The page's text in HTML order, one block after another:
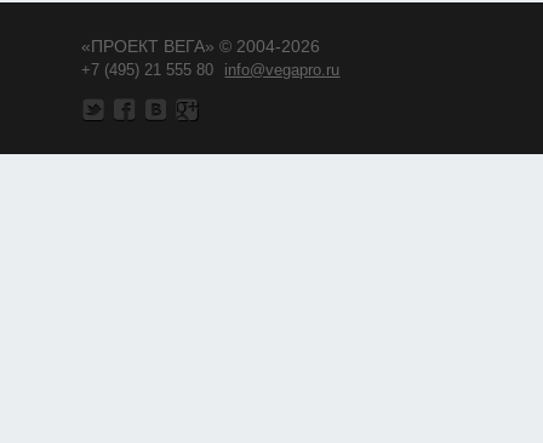
«ПРОЕКТ ВЕГА» © 2004-2026
+7 (495) 21 555 80 info@vegapro.ru